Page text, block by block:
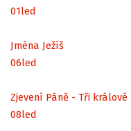
01led
Jména Ježíš
06led
Zjevení Páně - Tři králové
08led